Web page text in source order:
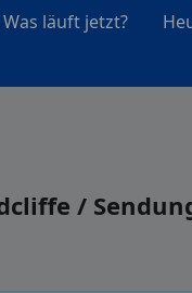
Was läuft jetzt?
/